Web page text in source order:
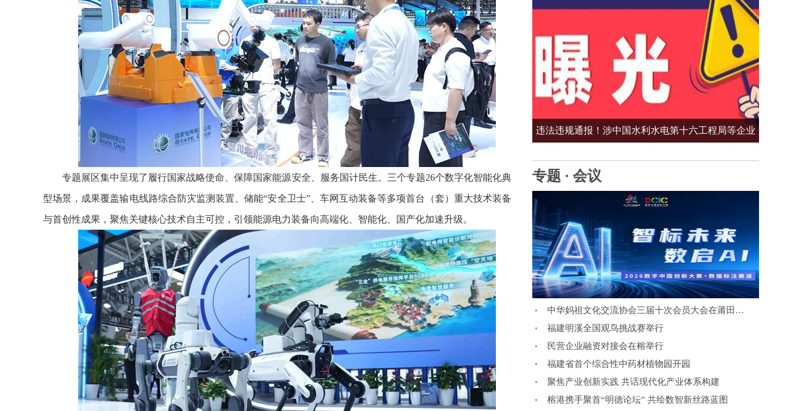
专题展区集中呈现了履行国家战略使命、保障国家能源安全、服务国计民生。 三个专题26个数字化智能化典
型场景，成果覆盖输电线路综合防灾监测装置、储能“安全卫士”、车网互动装备等多项首台（套）重大技术装备
与首创性成果，聚焦关键核心技术自主可控，引领能源电力装备向高端化、智能化、国产化加速升级。
违法违规通报！涉中国水利水电第十六工程局等企业
专题 · 会议
中华妈祖文化交流协会三届十次会员大会在莆田召开
福建明溪全国观鸟挑战赛举行
民营企业融资对接会在榕举行
福建省首个综合性中药材植物园开园
聚焦产业创新实践 共话现代化产业体系构建
榕港携手聚首“明德论坛” 共绘数智新丝路蓝图